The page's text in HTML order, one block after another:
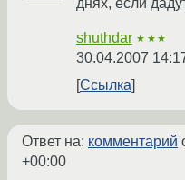
днях, если
shuthdar ★★★
30.04.2007
Ссылка
Ответ на: комментарий
+00:00